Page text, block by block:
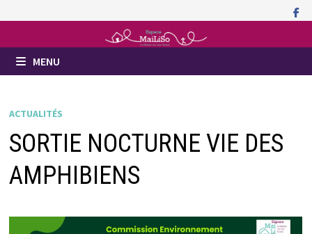
contenu
MENU
ACTUALITÉS
SORTIE NOCTURNE VIE DES
AMPHIBIENS